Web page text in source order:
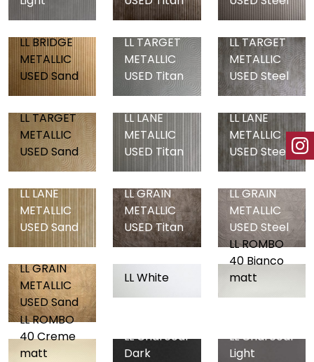
LL BRIDGE
METALLIC
USED Sand
LL TARGET
METALLIC
USED Titan
LL TARGET
METALLIC
USED Steel
LL TARGET
METALLIC
USED Sand
LL LANE
METALLIC
USED Titan
LL LANE
METALLIC
USED Steel
LL LANE
METALLIC
USED Sand
LL GRAIN
METALLIC
USED Titan
LL GRAIN
METALLIC
USED Steel
LL GRAIN
METALLIC
USED Sand
LL White
LL ROMBO
40 Bianco
matt
LL ROMBO
40 Creme
matt
LL Charcoal
Dark
LL Charcoal
Light